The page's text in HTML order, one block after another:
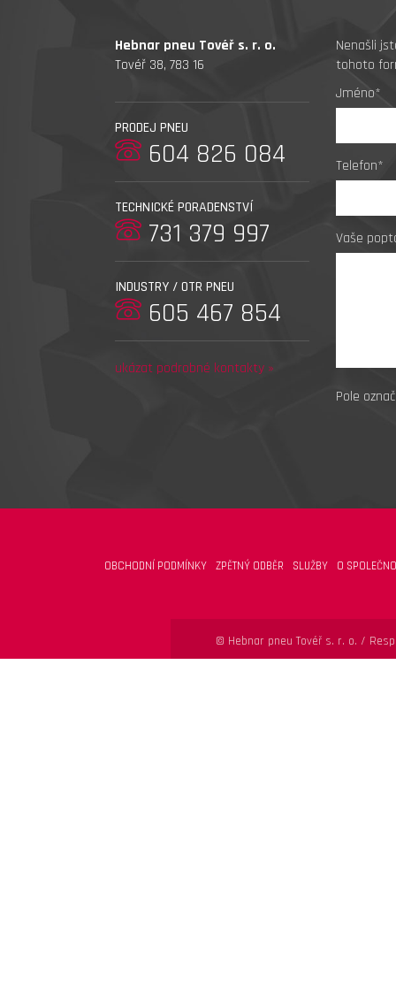
Hebnar pneu Tovéř s. r. o.
Tovéř 38, 783 16
PRODEJ PNEU
604 826 084
TECHNICKÉ PORADENSTVÍ
731 379 997
INDUSTRY / OTR PNEU
605 467 854
ukázat podrobné kontakty »
Nenašli
tohoto
Jméno*
Telefon*
Vaše
Pole
OBCHODNÍ PODMÍNKY ZPĚTNÝ ODBĚR SLUŽBY O
© Hebnar pneu Tovéř s. r. o. /